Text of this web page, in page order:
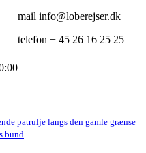
patrulje langs den gamle grænse
bund
mail info@loberejser.dk
telefon + 45 26 16 25 25